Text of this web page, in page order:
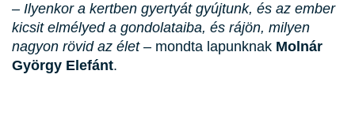
– Ilyenkor a kertben gyertyát gyújtunk, és az ember
kicsit elmélyed a gondolataiba, és rájön, milyen
nagyon rövid az élet– mondta lapunknak Molnár
György Elefánt.